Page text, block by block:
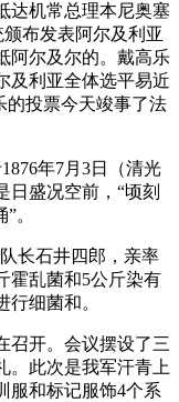
达机常总理本尼奥塞
布发表阿尔及利亚
阿尔及尔的。戴高乐
及利亚全体选平易近
的投票今天竣事了法
年7月3日（清光
日盛况空前，“顷刻
。
长石井四郎，亲率
霍乱菌和5公斤染有
细菌和。
开。会议摆设了三
。此次是我军汗青上
服和标记服饰4个系